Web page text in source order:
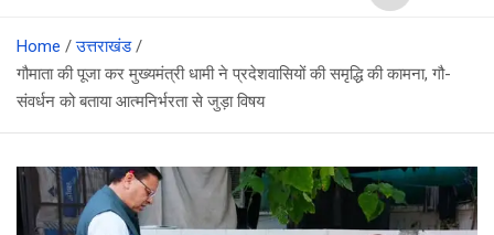
Home
उत्तराखंड
गौमाता की पूजा कर मुख्यमंत्री धामी ने प्रदेशवासियों की समृद्धि की कामना, गौ-
संवर्धन को बताया आत्मनिर्भरता से जुड़ा विषय